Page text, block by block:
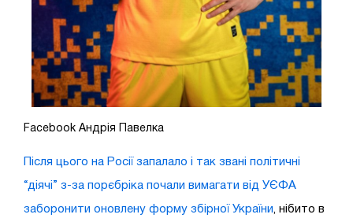
Facebook Андрія Павелка
Після цього на Росії запалало і так звані політичні
“діячі” з-за порєбріка почали вимагати від УЄФА
заборонити оновлену форму збірної України , нібито в